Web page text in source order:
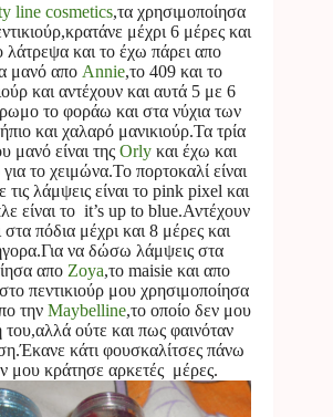
line cosmetics,τα χρησιμοποίησα
μέχρι 6 μέρες και
λάτρεψα και το έχω πάρει απο
μανό απο Annie,το 409 και το
και αντέχουν και αυτά 5 με 6
το φοράω και στα νύχια των
και χαλαρό μανικιούρ.Τα τρία
μανό είναι τηςΟrly και έχω και
το χειμώνα.Το πορτοκαλί είναι
λάμψεις είναι το pink pixel και
είναι το it’s up to blue.Αντέχουν
στα πόδια μέχρι και 8 μέρες και
να δώσω λάμψεις στα
απο Zoya,το maisie και απο
πεντικιούρ μου χρησιμοποίησα
τηνMaybelline,το οποίο δεν μου
ούτε και πως φαινόταν
κάτι φουσκαλίτσες πάνω
μου κράτησε αρκετές μέρες.